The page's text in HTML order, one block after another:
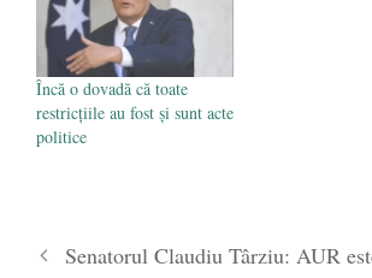
Încă o dovadă că toate
restricțiile au fost și sunt acte
politice
Senatorul Claudiu Târziu: AUR